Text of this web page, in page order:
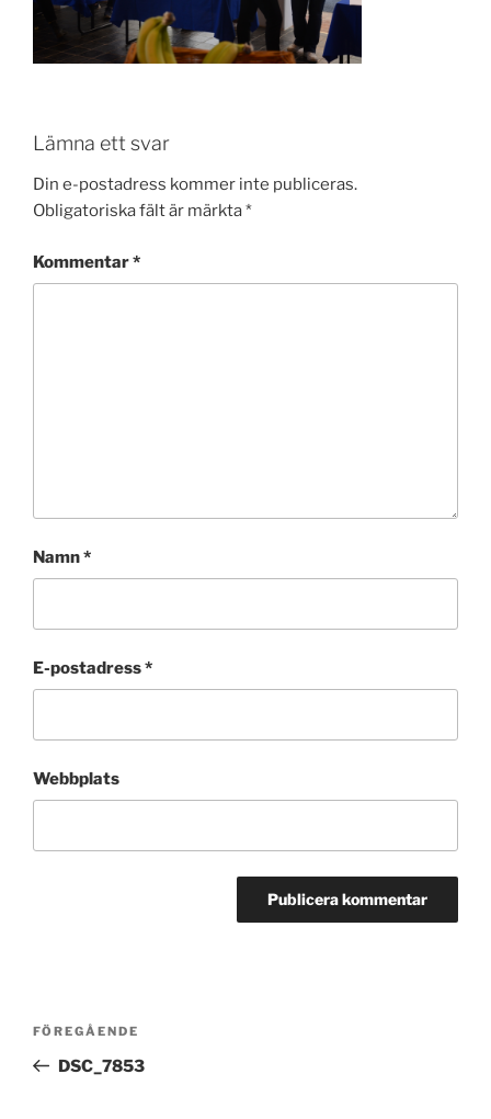
Lämna ett svar
Din e-postadress kommer inte publiceras.
Obligatoriska fält är märkta*
Kommentar*
Namn*
E-postadress*
Webbplats
Inläggsnavigering
Föregående
inlägg
FÖREGÅENDE
DSC_7853